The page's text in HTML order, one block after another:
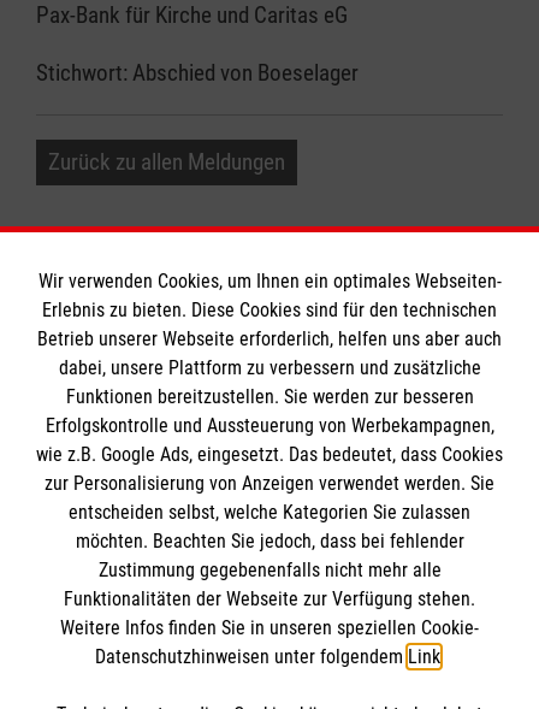
Pax-Bank für Kirche und Caritas eG
Stichwort: Abschied von Boeselager
Zurück zu allen Meldungen
Informationen
Impressum
Datenschutz
Barrierefreiheit
Kontakt
Die Malteser
Malteser in Deutschland
Malteserorden
Sharepoint
Spendenkonto
Wir verwenden Cookies, um Ihnen ein optimales Webseiten-
Erlebnis zu bieten. Diese Cookies sind für den technischen
Betrieb unserer Webseite erforderlich, helfen uns aber auch
dabei, unsere Plattform zu verbessern und zusätzliche
Funktionen bereitzustellen. Sie werden zur besseren
Erfolgskontrolle und Aussteuerung von Werbekampagnen,
wie z.B. Google Ads, eingesetzt. Das bedeutet, dass Cookies
zur Personalisierung von Anzeigen verwendet werden. Sie
entscheiden selbst, welche Kategorien Sie zulassen
möchten. Beachten Sie jedoch, dass bei fehlender
Zustimmung gegebenenfalls nicht mehr alle
Funktionalitäten der Webseite zur Verfügung stehen.
Weitere Infos finden Sie in unseren speziellen Cookie-
Datenschutzhinweisen unter folgendem Link.